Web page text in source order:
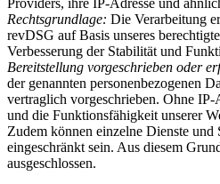
Rechtsgrundlage: Die Verarbeitung
revDSG auf Basis unseres
Verbesserung der Stabilität und
Bereitstellung vorgeschrieben oder
der genannten personenbezogenen
vertraglich vorgeschrieben. Ohne IP-
und die Funktionsfähigkeit unserer
Zudem können einzelne Dienste
eingeschränkt sein. Aus diesem
ausgeschlossen.